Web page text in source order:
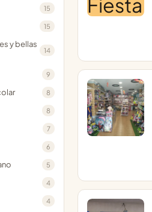
15
15
y bellas
14
9
8
8
7
6
5
4
4